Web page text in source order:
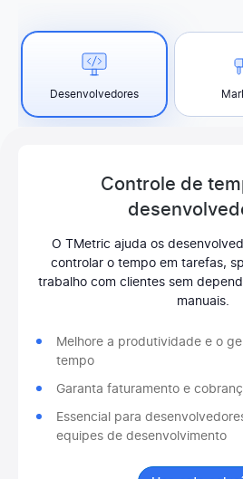
Desenvolvedores
Controle de
O TMetric ajuda os
controlar o tempo em tarefas,
trabalho com clientes sem
manuais.
Melhore a produtividade e o
tempo
Garanta faturamento e
Essencial para
equipes de desenvolvimento